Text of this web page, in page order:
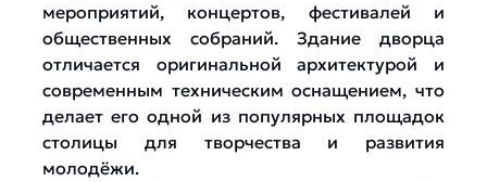
мероприятий, концертов, фестивалей и
общественных собраний. Здание дворца
отличается оригинальной архитектурой и
современным техническим оснащением, что
делает его одной из популярных площадок
столицы для творчества и развития
молодёжи.